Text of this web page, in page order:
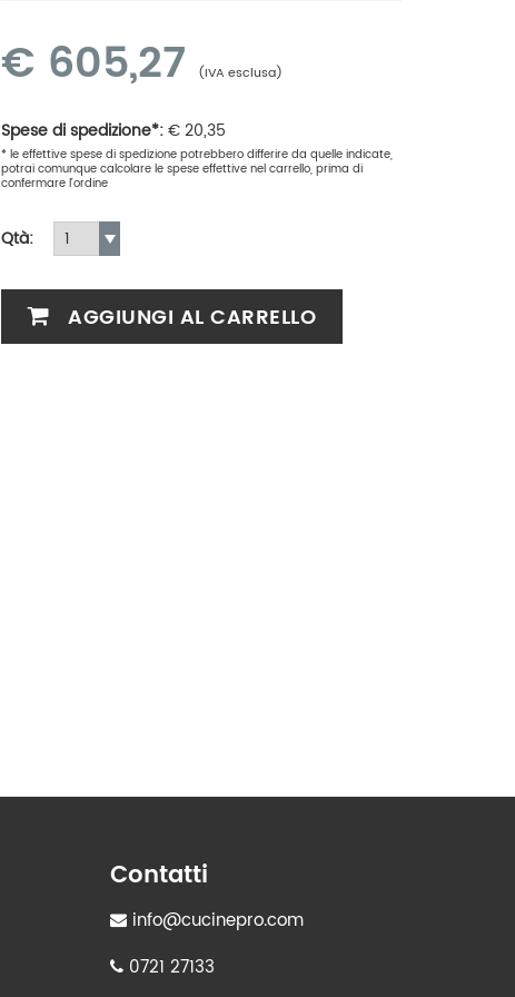
€ 605,27 (IVA esclusa)
Spese di spedizione*:€20,35
* le effettive spese di spedizione potrebbero differire da quelle indicate,
potrai comunque calcolare le spese effettive nel carrello, prima di
confermare l'ordine
Qtà:
AGGIUNGI AL CARRELLO
Contatti
info@cucinepro.com
0721 27133